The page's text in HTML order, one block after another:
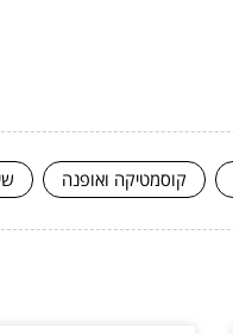
קוסמטיקה ואופנה